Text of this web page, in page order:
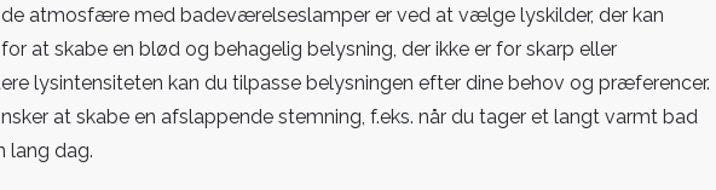
atmosfære med badeværelseslamper er ved at vælge lyskilder, der kan
at skabe en blød og behagelig belysning, der ikke er for skarp eller
lysintensiteten kan du tilpasse belysningen efter dine behov og præferencer.
at skabe en afslappende stemning, f.eks. når du tager et langt varmt bad
lang dag.